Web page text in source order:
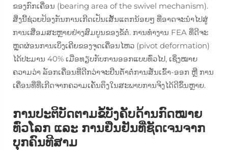
ຂອງກົກເຄື່ອນ (bearing area of the swivel mechanism).
ສິ່ງນີ້ຊ່ວຍປ້ອງກັນການເກີດເປັນເສັ້ນແຕກນ້ອຍໆ ທີ່ອາດຈະນຳໄປສູ່
ການເສື່ອມສະຫຼາຍຢ່າງສົມບູນຂອງຂໍ້ຕໍ່. ການທຳງານ FEA ທີ່ດີຈະ
ຫຼຸດຜ່ອນການເບິ່ງເຄີຍຂອງຈຸດເຄື່ອນໄຫວ (pivot deformation)
ໄດ້ປະມານ 40% ເມື່ອທຽບກັບການອອກແບບທົ່ວໄປ, ເຊິ່ງໝາຍ
ຄວາມວ່າ ລັອກເຄື່ອນທີ່ດີກວ່າຈະຢືນຕໍ້າຕໍ່ການສັ່ນເຂົ້າ-ອອກ ຫຼື ການ
ເຄື່ອນທີ່ທີ່ເກີດຈາກຄວາມເຄັ່ນຕຶງໃນສະພາບການຈິງໄດ້ດີຂຶ້ນຫຼາຍ.
ການປະຕິບັດຕາມຂໍ້ບັງຄັບດ້ານກົດໝາຍ
ທົ່ວໂລກ ແລະ ການຢືນຢັນທີ່ຊັດເຈນຈາກ
ບຸກຄົນທີສາມ